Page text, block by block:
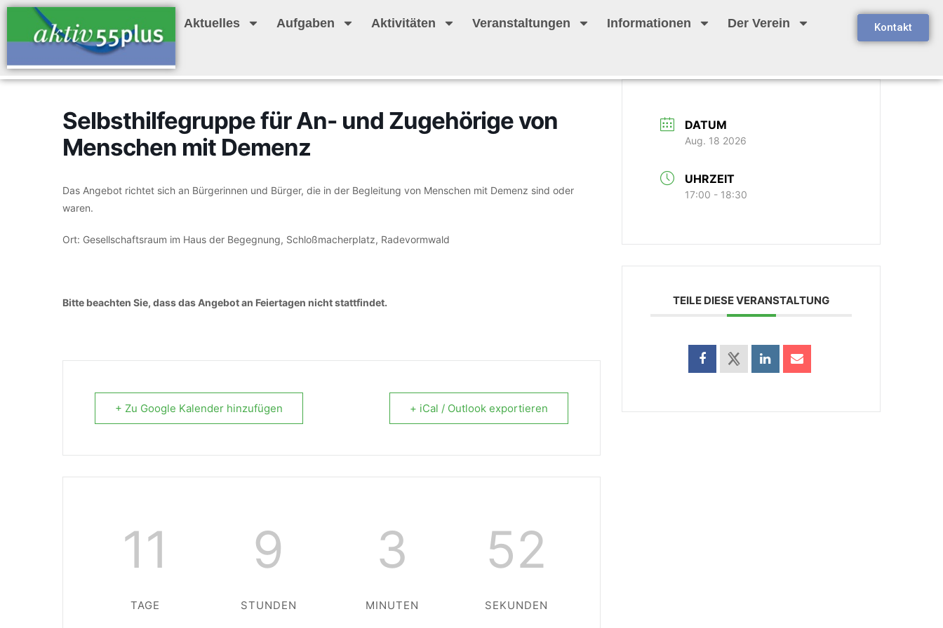
Aktuelles Aufgaben Aktivitäten Veranstaltungen Informationen Der Verein Kontakt
Selbsthilfegruppe für An- und Zugehörige von
Menschen mit Demenz
Das Angebot richtet sich an Bürgerinnen und Bürger, die in der Begleitung von Menschen mit Demenz sind oder
waren.
Ort: Gesellschaftsraum im Haus der Begegnung, Schloßmacherplatz, Radevormwald
Bitte beachten Sie, dass das Angebot an Feiertagen nicht stattfindet.
+ Zu Google Kalender hinzufügen + iCal / Outlook exportieren
11
TAGE
9
STUNDEN
3
MINUTEN
52
SEKUNDEN
DATUM
Aug. 18 2026
UHRZEIT
17:00 - 18:30
TEILE DIESE VERANSTALTUNG